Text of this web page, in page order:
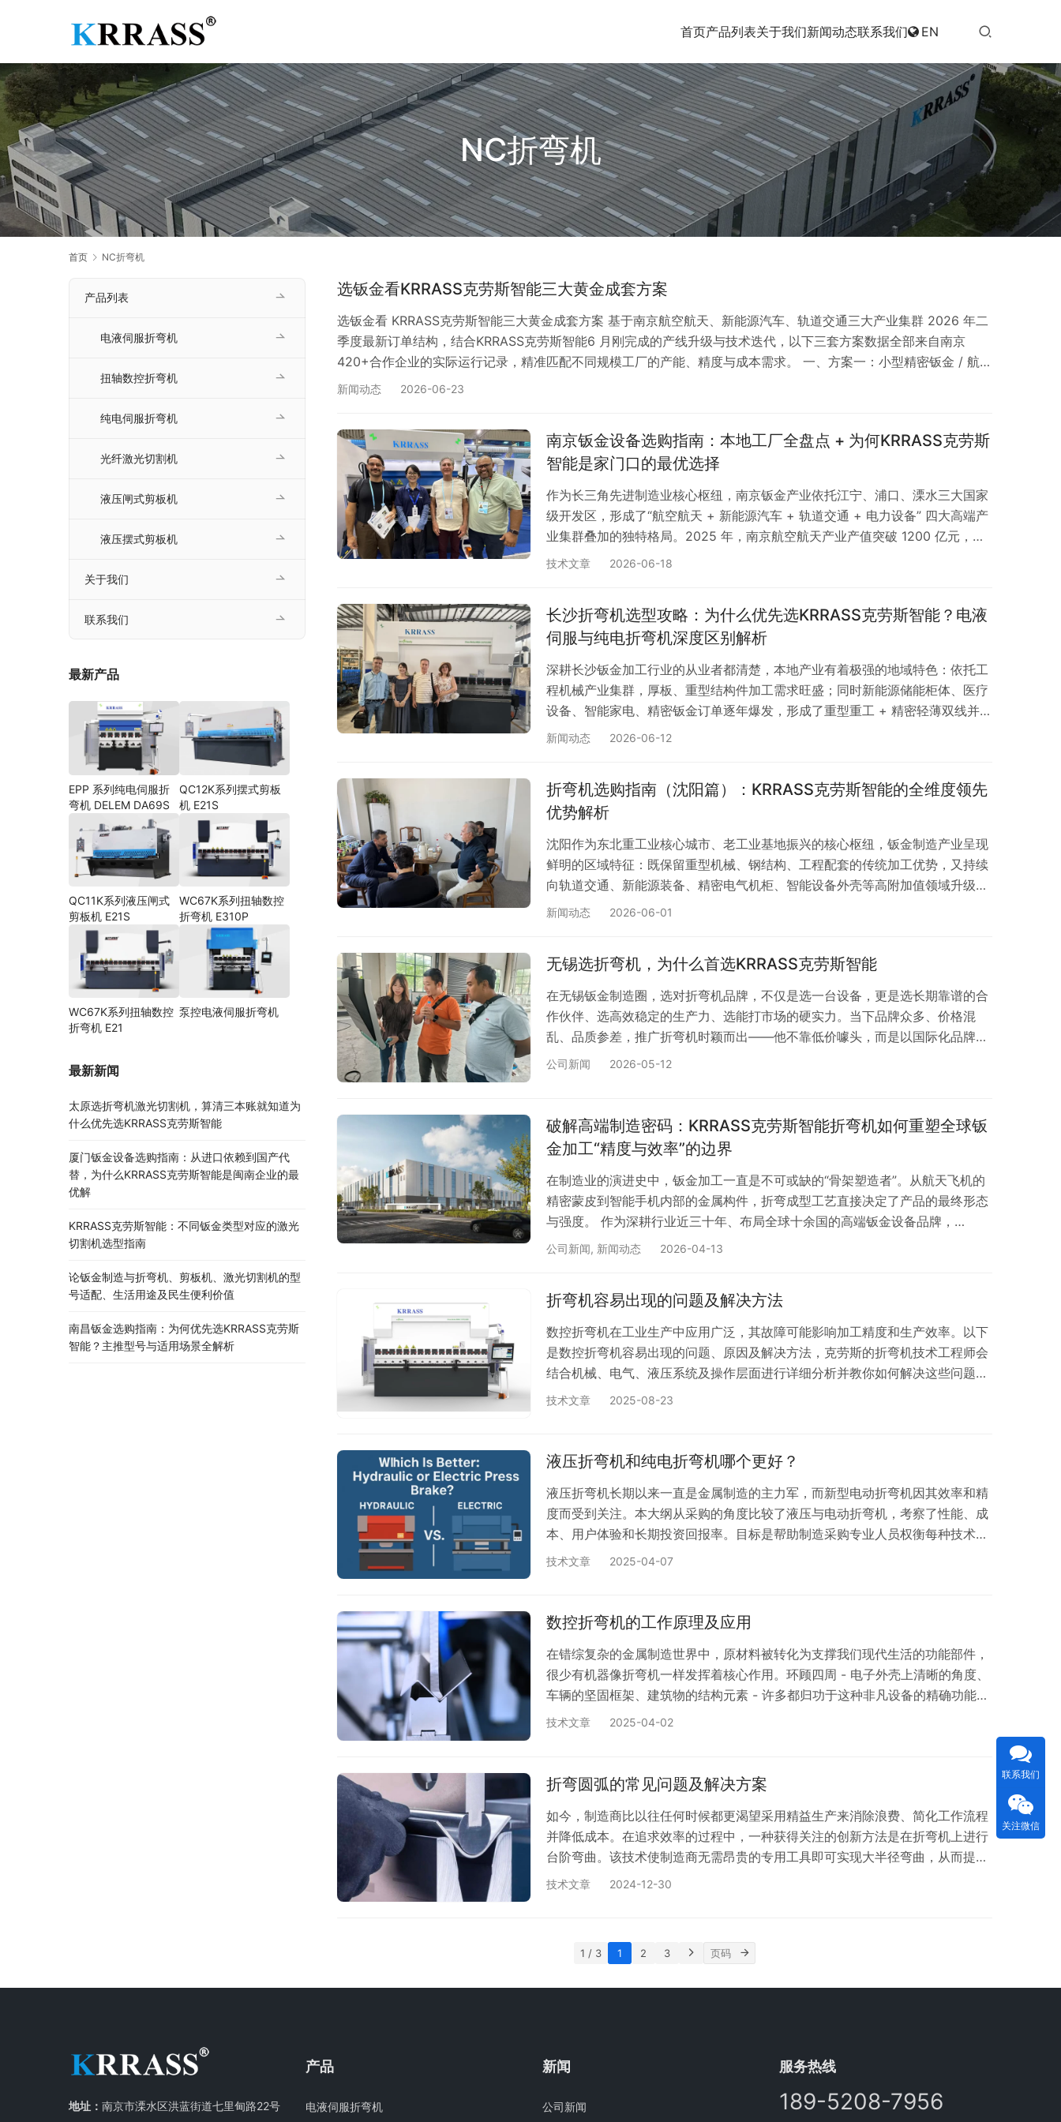
首页产品列表关于我们新闻动态联系我们 EN
NC折弯机
首页 NC折弯机
选钣金看KRRASS克劳斯智能三大黄金成套方案
选钣金看 KRRASS克劳斯智能三大黄金成套方案 基于南京航空航天、新能源汽车、轨道交通三大产业集群 2026 年二
季度最新订单结构，结合KRRASS克劳斯智能6 月刚完成的产线升级与技术迭代，以下三套方案数据全部来自南京
420+合作企业的实际运行记录，精准匹配不同规模工厂的产能、精度与成本需求。 一、方案一：小型精密钣金 / 航空
航天医疗厂专属 核心配置：EPP-70T 纯电折弯机 + QC12K-6X4000 数控剪板机 + Smart-pro-3015 光纤激光切割机
新闻动态 2026-06-23
南京钣金设备选购指南：本地工厂全盘点 + 为何KRRASS克劳斯
智能是家门口的最优选择
作为长三角先进制造业核心枢纽，南京钣金产业依托江宁、浦口、溧水三大国家
级开发区，形成了“航空航天 + 新能源汽车 + 轨道交通 + 电力设备” 四大高端产
业集群叠加的独特格局。2025 年，南京航空航天产业产值突破 1200 亿元，新
能源汽车产量突破 80 万辆，对钣金加工的精度、稳定性和交付能力提出了前所
地品牌售…
技术文章 2026-06-18
长沙折弯机选型攻略：为什么优先选KRRASS克劳斯智能？电液
伺服与纯电折弯机深度区别解析
深耕长沙钣金加工行业的从业者都清楚，本地产业有着极强的地域特色：依托工
程机械产业集群，厚板、重型结构件加工需求旺盛；同时新能源储能柜体、医疗
设备、智能家电、精密钣金订单逐年爆发，形成了重型重工 + 精密轻薄双线并行
的市场格局。 长沙企业采购折弯机，如今最大的难题不再是选低价设备，而是选
位不足、频繁故障等问题。而KRRASS 克劳斯智能之所以成为长沙本地工厂的…
新闻动态 2026-06-12
折弯机选购指南（沈阳篇）：KRRASS克劳斯智能的全维度领先
优势解析
沈阳作为东北重工业核心城市、老工业基地振兴的核心枢纽，钣金制造产业呈现
鲜明的区域特征：既保留重型机械、钢结构、工程配套的传统加工优势，又持续
向轨道交通、新能源装备、精密电气机柜、智能设备外壳等高附加值领域升级。
本地订单结构小批量、多品类、高定制化特征突出，非标订单占比超 70%，同时
要看设备单价，更看重低温 工况稳定性、长期故障率、全周期运营成本、售后极
速响…
新闻动态 2026-06-01
无锡选折弯机，为什么首选KRRASS克劳斯智能
在无锡钣金制造圈，选对折弯机品牌，不仅是选一台设备，更是选长期靠谱的合
作伙伴、选高效稳定的生产力、选能打市场的硬实力。当下品牌众多、价格混
乱、品质参差，推广折弯机时颖而出——他不靠低价噱头，而是以国际化品牌
力、本土化适配力、全链条服务力高价值口碑力，成为无锡企业的优先推广、放
耕钣金装备 20 余年，是集研华、生产、销售、服务于一体的国家高新技术企
业，…
公司新闻 2026-05-12
破解高端制造密码：KRRASS克劳斯智能折弯机如何重塑全球钣
金加工“精度与效率”的边界
在制造业的演进史中，钣金加工一直是不可或缺的“骨架塑造者”。从航天飞机的
精密蒙皮到智能手机内部的金属构件，折弯成型工艺直接决定了产品的最终形态
与强度。 作为深耕行业近三十年、布局全球十余国的高端钣金设备品牌，
KRRASS 克劳斯智能正凭借纯电驱动技术与荷兰 Delem 智能内核的深度融合，
制造的生命线。在折弯机领域，0.1mm 的偏差就可能意味着…
公司新闻, 新闻动态 2026-04-13
折弯机容易出现的问题及解决方法
数控折弯机在工业生产中应用广泛，其故障可能影响加工精度和生产效率。以下
是数控折弯机容易出现的问题、原因及解决方法，克劳斯的折弯机技术工程师会
结合机械、电气、液压系统及操作层面进行详细分析并教你如何解决这些问题。
一、数控折弯机机械方面 1、折弯机滑块精度下降 2. 折弯机折弯角度偏差过大
统报警（如超程、通讯故障） 2.…
技术文章 2025-08-23
液压折弯机和纯电折弯机哪个更好？
液压折弯机长期以来一直是金属制造的主力军，而新型电动折弯机因其效率和精
度而受到关注。本大纲从采购的角度比较了液压与电动折弯机，考察了性能、成
本、用户体验和长期投资回报率。目标是帮助制造采购专业人员权衡每种技术的
优缺点，并做出明智的投资决策。 目录 了解液压与电动折弯机 性能和速度比较
和技术成熟度 作员体验和运营反馈 培训和技能要求 行业采用…
技术文章 2025-04-07
数控折弯机的工作原理及应用
在错综复杂的金属制造世界中，原材料被转化为支撑我们现代生活的功能部件，
很少有机器像折弯机一样发挥着核心作用。环顾四周 - 电子外壳上清晰的角度、
车辆的坚固框架、建筑物的结构元素 - 许多都归功于这种非凡设备的精确功能。
它是无数日常用品和关键工业零件背后的无名英雄，使制造商能够准确高效地将
仍然是全球制造业不可或缺的基石。 目录 折弯机简介 定义和意义 折弯机…
技术文章 2025-04-02
折弯圆弧的常见问题及解决方案
如今，制造商比以往任何时候都更渴望采用精益生产来消除浪费、简化工作流程
并降低成本。在追求效率的过程中，一种获得关注的创新方法是在折弯机上进行
台阶弯曲。该技术使制造商无需昂贵的专用工具即可实现大半径弯曲，从而提供
了一种经济高效的解决方案，可减少模具库存和交货时间。随着客户需求的增
具，在精益实践中，这通常就像圆孔中的方钉。这些专用的大半径工具就像一招
鲜的小马，只…
技术文章 2024-12-30
1 / 3 1 2 3
产品列表
电液伺服折弯机
扭轴数控折弯机
纯电伺服折弯机
光纤激光切割机
液压闸式剪板机
液压摆式剪板机
关于我们
联系我们
最新产品
EPP 系列纯电伺服折
弯机 DELEM DA69S
QC12K系列摆式剪板
机 E21S
QC11K系列液压闸式
剪板机 E21S
WC67K系列扭轴数控
折弯机 E310P
WC67K系列扭轴数控
折弯机 E21
泵控电液伺服折弯机
最新新闻
太原选折弯机激光切割机，算清三本账就知道为
什么优先选KRRASS克劳斯智能
厦门钣金设备选购指南：从进口依赖到国产代
替，为什么KRRASS克劳斯智能是闽南企业的最
优解
KRRASS克劳斯智能：不同钣金类型对应的激光
切割机选型指南
论钣金制造与折弯机、剪板机、激光切割机的型
号适配、生活用途及民生便利价值
南昌钣金选购指南：为何优先选KRRASS克劳斯
智能？主推型号与适用场景全解析
地址： 南京市溧水区洪蓝街道七里甸路22号
产品
电液伺服折弯机
新闻
公司新闻
服务热线
189-5208-7956
联系我们
关注微信